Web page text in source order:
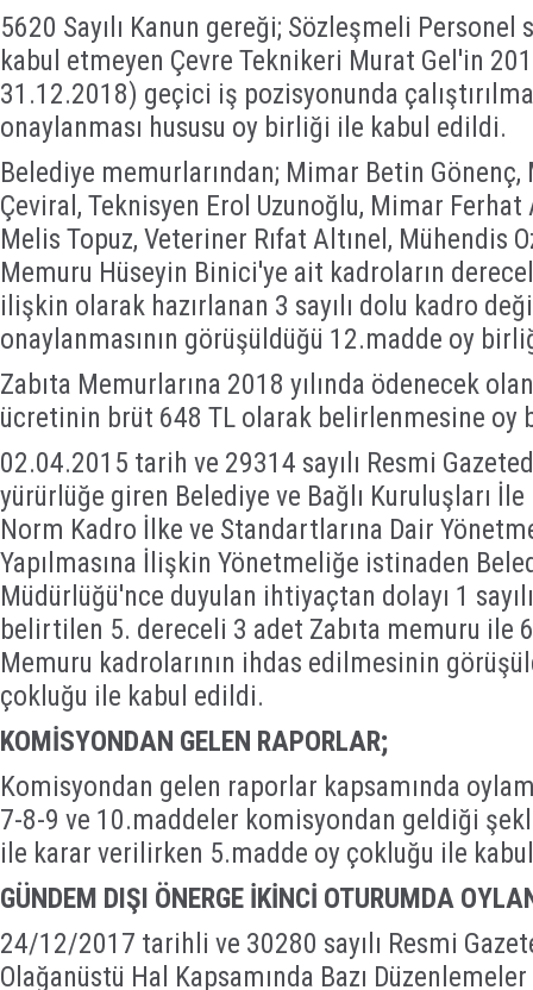
5620 Sayılı Kanun gereği; Sözleşmeli
kabul etmeyen Çevre Teknikeri Murat Gel'in
31.12.2018) geçici iş pozisyonunda
onaylanması hususu oy birliği ile kabul edildi.
Belediye memurlarından; Mimar Betin
Çeviral, Teknisyen Erol Uzunoğlu, Mimar Ferhat
Melis Topuz, Veteriner Rıfat Altınel, Mühendis
Memuru Hüseyin Binici'ye ait kadroların
ilişkin olarak hazırlanan 3 sayılı dolu kadro
onaylanmasının görüşüldüğü 12.madde oy
Zabıta Memurlarına 2018 yılında ödenecek
ücretinin brüt 648 TL olarak belirlenmesine
02.04.2015 tarih ve 29314 sayılı Resmi
yürürlüğe giren Belediye ve Bağlı Kuruluşları
Norm Kadro İlke ve Standartlarına Dair
Yapılmasına İlişkin Yönetmeliğe istinaden
Müdürlüğü'nce duyulan ihtiyaçtan dolayı 1
belirtilen 5. dereceli 3 adet Zabıta memuru ile
Memuru kadrolarının ihdas edilmesinin
çokluğu ile kabul edildi.
KOMİSYONDAN GELEN RAPORLAR;
Komisyondan gelen raporlar kapsamında
7-8-9 ve 10.maddeler komisyondan geldiği
ile karar verilirken 5.madde oy çokluğu ile
GÜNDEM DIŞI ÖNERGE İKİNCİ OTURUMDA
24/12/2017 tarihli ve 30280 sayılı Resmi
Olağanüstü Hal Kapsamında Bazı Düzenlemeler